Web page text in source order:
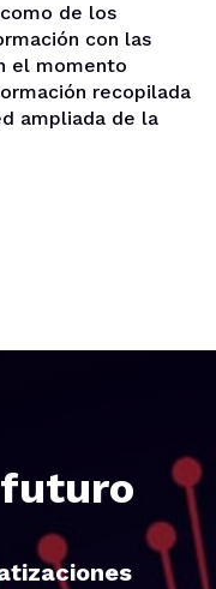
de los
con las
el momento
recopilada
ampliada de la